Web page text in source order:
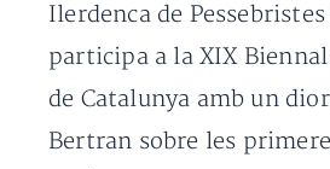
Ilerdenca de
participa a la XIX Biennal
de Catalunya amb un
Bertran sobre les